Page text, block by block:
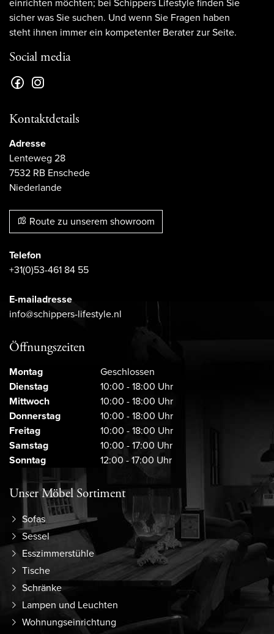
sicher was Sie suchen. Und wenn Sie Fragen haben
steht ihnen immer ein kompetenter Berater zur Seite.
Social media
Kontaktdetails
Adresse
Lenteweg 28
7532 RB Enschede
Niederlande
Route zu unserem showroom
Telefon
+31(0)53-461 84 55
E-mailadresse
info@schippers-lifestyle.nl
Öffnungszeiten
Montag
Geschlossen
Dienstag
10:00 - 18:00 Uhr
Mittwoch
10:00 - 18:00 Uhr
Donnerstag
10:00 - 18:00 Uhr
Freitag
10:00 - 18:00 Uhr
Samstag
10:00 - 17:00 Uhr
Sonntag
12:00 - 17:00 Uhr
Unser Möbel Sortiment
Sofas
Sessel
Esszimmerstühle
Tische
Schränke
Lampen und Leuchten
Wohnungseinrichtung